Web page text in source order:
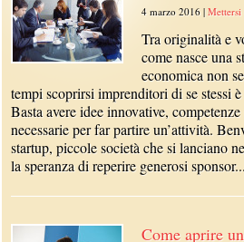
4 marzo 2016 |
Tra originalità e
come nasce una
economica non
tempi scoprirsi imprenditori di se stessi
Basta avere idee innovative,
necessarie per far partire un’attività.
startup, piccole società che si lanciano
la speranza di reperire generosi sponsor...
Come aprire